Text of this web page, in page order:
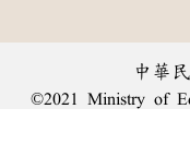
中華
©2021 Ministry of